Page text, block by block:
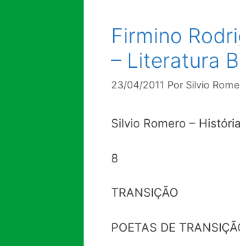
Firmino
– Literatura
23/04/2011 Por Silvio
Silvio Romero –
8
TRANSIÇÃO
POETAS DE